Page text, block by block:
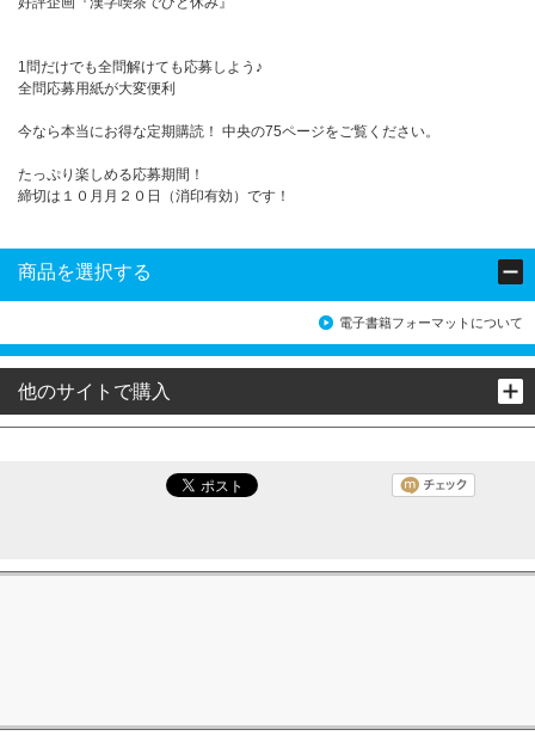
1問だけでも全問解けても応募しよう♪
全問応募用紙が大変便利
今なら本当にお得な定期購読！ 中央の75ページをご覧ください。
たっぷり楽しめる応募期間！
締切は１０月月２０日（消印有効）です！
商品を選択する
電子書籍フォーマットについて
他のサイトで購入